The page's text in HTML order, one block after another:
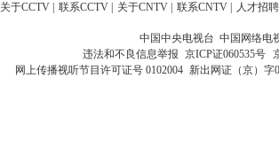
关于CCTV 联系CCTV 关于CNTV 联系CNTV 人才招聘
中国中央电视台 中国网络电
违法和不良信息举报 京ICP证060535号
网上传播视听节目许可证号 0102004 新出网证（京）